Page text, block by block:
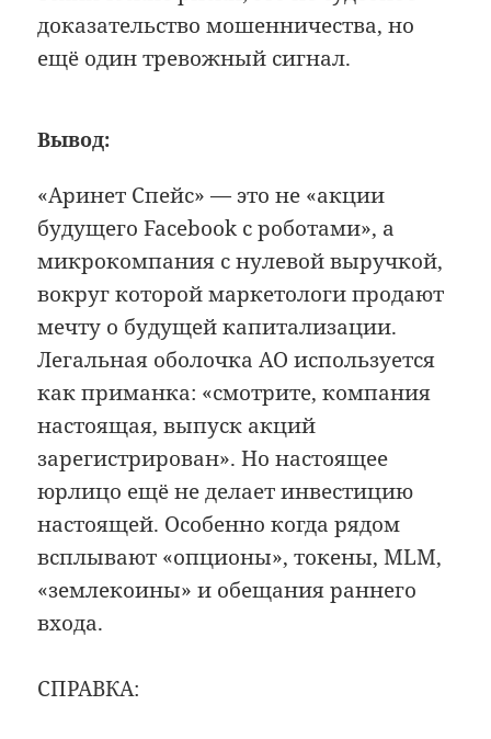
доказательство мошенничества, но
ещё один тревожный сигнал.
Вывод:
«Аринет Спейс» — это не «акции
будущего Facebook с роботами», а
микрокомпания с нулевой выручкой,
вокруг которой маркетологи продают
мечту о будущей капитализации.
Легальная оболочка АО используется
как приманка: «смотрите, компания
настоящая, выпуск акций
зарегистрирован». Но настоящее
юрлицо ещё не делает инвестицию
настоящей. Особенно когда рядом
всплывают «опционы», токены, MLM,
«землекоины» и обещания раннего
входа.
СПРАВКА: